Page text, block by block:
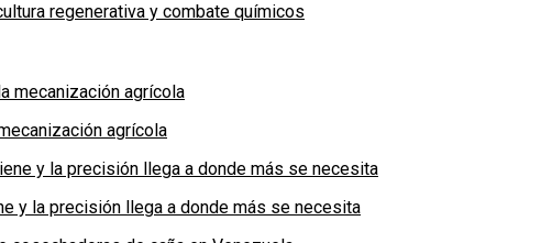
regenerativa y combate químicos
agrícola
y la precisión llega a donde más se necesita